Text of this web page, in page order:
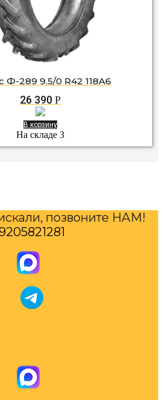
Ф-289 9.5/0 R42 118A6
26 390 Р
В корзину
На складе 3
позвоните НАМ!